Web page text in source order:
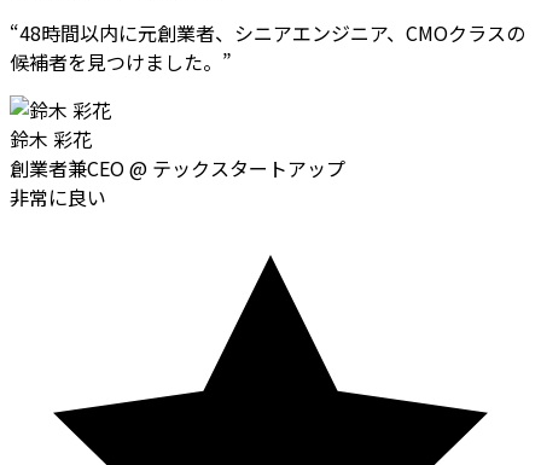
“48時間以内に元創業者、シニアエンジニア、CMOクラスの
候補者を見つけました。 ”
鈴木 彩花
創業者兼CEO@ テックスタートアップ
非常に良い